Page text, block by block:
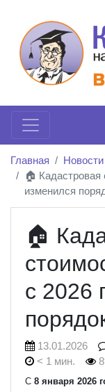
Главная
Новости
🏠 Кадастровая
изменился
🏠
с 2026
13.01.2026
< 1 мин.
С 8 января 2026